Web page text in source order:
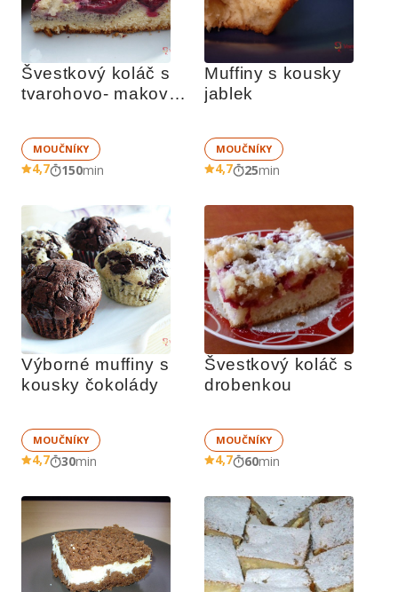
Švestkový koláč s
tvarohovo- makovou
MOUČNÍKY
4,7 150min
Muffiny s kousky
jablek
MOUČNÍKY
4,7 25min
Výborné muffiny s
kousky čokolády
MOUČNÍKY
4,7 30min
Švestkový koláč s
drobenkou
MOUČNÍKY
4,7 60min